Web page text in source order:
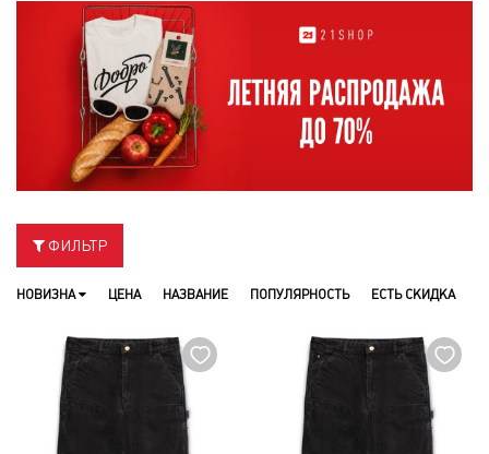
ФИЛЬТР
НОВИЗНА ЦЕНА НАЗВАНИЕ ПОПУЛЯРНОСТЬ ЕСТЬ СКИДКА